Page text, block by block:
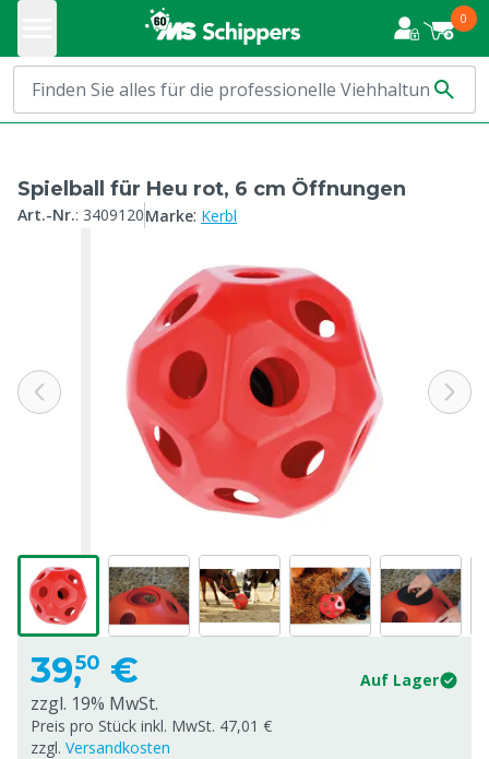
0
Spielball für Heu rot, 6 cm Öffnungen
Art.-Nr.: 3409120Marke: Kerbl
39,50 € Auf Lager
zzgl. 19% MwSt.
Preis pro Stück inkl. MwSt. 47,01 €
zzgl. Versandkosten